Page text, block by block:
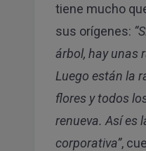
tiene mucho
sus orígenes:
árbol, hay unas
Luego están la
flores y todos
renueva. Así es
corporativa”,